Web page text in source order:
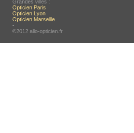
Grandes villes :
Opticien Paris
Opticien Lyon
Opticien Marseille
-
©2012 allo-opticien.fr